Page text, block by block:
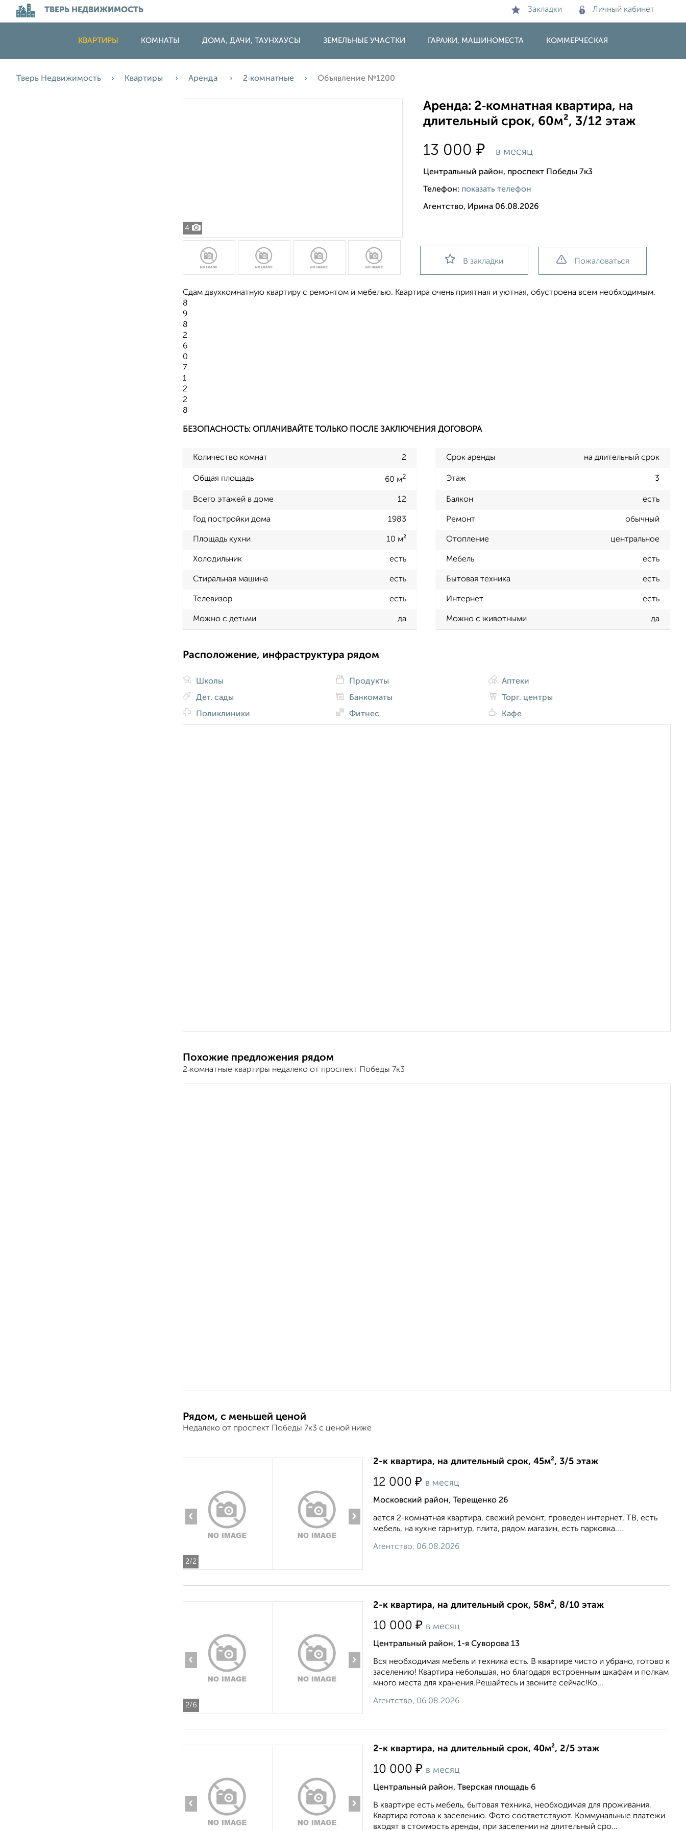
ТВЕРЬ НЕДВИЖИМОСТЬ Закладки Личный кабинет
КВАРТИРЫ КОМНАТЫ ДОМА, ДАЧИ, ТАУНХАУСЫ ЗЕМЕЛЬНЫЕ УЧАСТКИ ГАРАЖИ, МАШИНОМЕСТА КОММЕРЧЕСКАЯ
Тверь Недвижимость Квартиры Аренда 2‑комнатные Объявление №1200
4
Аренда: 2‑комнатная квартира, на
длительный срок, 60м², 3/12 этаж
13 000₽ в месяц
Центральный район, проспект Победы 7к3
Телефон: показать телефон
Агентство, Ирина 06.08.2026
В закладки Пожаловаться
Сдам двухкомнатную квартиру с ремонтом и мебелью. Квартира очень приятная и уютная, обустроена всем необходимым.
8
9
8
2
6
0
7
1
2
2
8
БЕЗОПАСНОСТЬ: ОПЛАЧИВАЙТЕ ТОЛЬКО ПОСЛЕ ЗАКЛЮЧЕНИЯ ДОГОВОРА
Количество комнат 2 Срок аренды на длительный срок
Общая площадь 60 м2 Этаж 3
Всего этажей в доме 12 Балкон есть
Год постройки дома 1983 Ремонт обычный
Площадь кухни 10 м² Отопление центральное
Холодильник есть Мебель есть
Стиральная машина есть Бытовая техника есть
Телевизор есть Интернет есть
Можно с детьми да Можно с животными да
Расположение, инфраструктура рядом
Школы
Дет. сады
Поликлиники
Продукты
Банкоматы
Фитнес
Аптеки
Торг. центры
Кафе
Похожие предложения рядом
2‑комнатные квартиры недалеко от проспект Победы 7к3
Рядом, с меньшей ценой
Недалеко от проспект Победы 7к3 с ценой ниже
2/2
‹ ›
2-к квартира, на длительный срок, 45м², 3/5 этаж
12 000 ₽ в месяц
Московский район, Терещенко 26
ается 2-комнатная квартира, свежий ремонт, проведен интернет, ТВ, есть
мебель, на кухне гарнитур, плита, рядом магазин, есть парковка....
Агентство, 06.08.2026
2/6
‹ ›
2-к квартира, на длительный срок, 58м², 8/10 этаж
10 000 ₽ в месяц
Центральный район, 1-я Суворова 13
Вся необходимая мебель и техника есть. В квартире чисто и убрано, готово к
заселению! Квартира небольшая, но благодаря встроенным шкафам и полкам
много места для хранения.Решайтесь и звоните сейчас!Ко...
Агентство, 06.08.2026
‹ ›
2-к квартира, на длительный срок, 40м², 2/5 этаж
10 000 ₽ в месяц
Центральный район, Тверская площадь 6
В квартире есть мебель, бытовая техника, необходимая для проживания.
Квартира готова к заселению. Фото соответствуют. Коммунальные платежи
входят в стоимость аренды, при заселении на длительный сро...